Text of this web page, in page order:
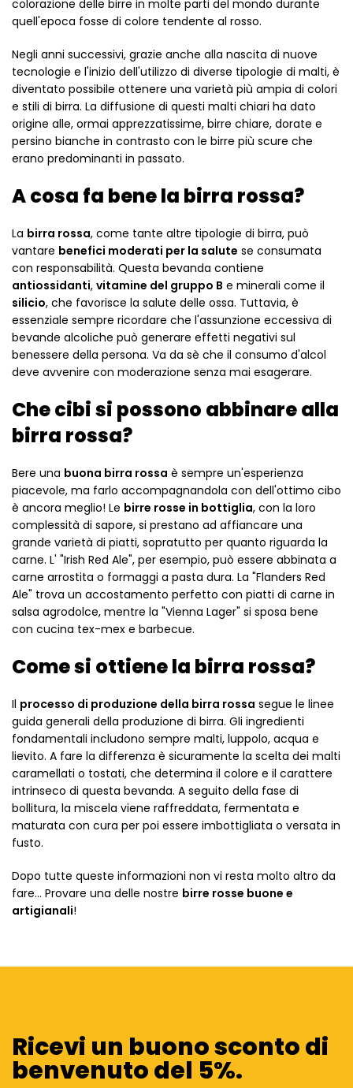
colorazione delle birre in molte parti del mondo durante
quell'epoca fosse di colore tendente al rosso.
Negli anni successivi, grazie anche alla nascita di nuove
tecnologie e l'inizio dell'utilizzo di diverse tipologie di malti, è
diventato possibile ottenere una varietà più ampia di colori
e stili di birra. La diffusione di questi malti chiari ha dato
origine alle, ormai apprezzatissime, birre chiare, dorate e
persino bianche in contrasto con le birre più scure che
erano predominanti in passato.
A cosa fa bene la birra rossa?
La birra rossa, come tante altre tipologie di birra, può
vantare benefici moderati per la salute se consumata
con responsabilità. Questa bevanda contiene
antiossidanti, vitamine del gruppo B e minerali come il
silicio, che favorisce la salute delle ossa. Tuttavia, è
essenziale sempre ricordare che l'assunzione eccessiva di
bevande alcoliche può generare effetti negativi sul
benessere della persona. Va da sè che il consumo d'alcol
deve avvenire con moderazione senza mai esagerare.
Che cibi si possono abbinare alla
birra rossa?
Bere una buona birra rossa è sempre un'esperienza
piacevole, ma farlo accompagnandola con dell'ottimo cibo
è ancora meglio! Le birre rosse in bottiglia, con la loro
complessità di sapore, si prestano ad affiancare una
grande varietà di piatti, sopratutto per quanto riguarda la
carne. L' "Irish Red Ale", per esempio, può essere abbinata a
carne arrostita o formaggi a pasta dura. La "Flanders Red
Ale" trova un accostamento perfetto con piatti di carne in
salsa agrodolce, mentre la "Vienna Lager" si sposa bene
con cucina tex-mex e barbecue.
Come si ottiene la birra rossa?
Il processo di produzione della birra rossa segue le linee
guida generali della produzione di birra. Gli ingredienti
fondamentali includono sempre malti, luppolo, acqua e
lievito. A fare la differenza è sicuramente la scelta dei malti
caramellati o tostati, che determina il colore e il carattere
intrinseco di questa bevanda. A seguito della fase di
bollitura, la miscela viene raffreddata, fermentata e
maturata con cura per poi essere imbottigliata o versata in
fusto.
Dopo tutte queste informazioni non vi resta molto altro da
fare... Provare una delle nostre birre rosse buone e
artigianali!
Ricevi un buono sconto di
benvenuto del 5%.